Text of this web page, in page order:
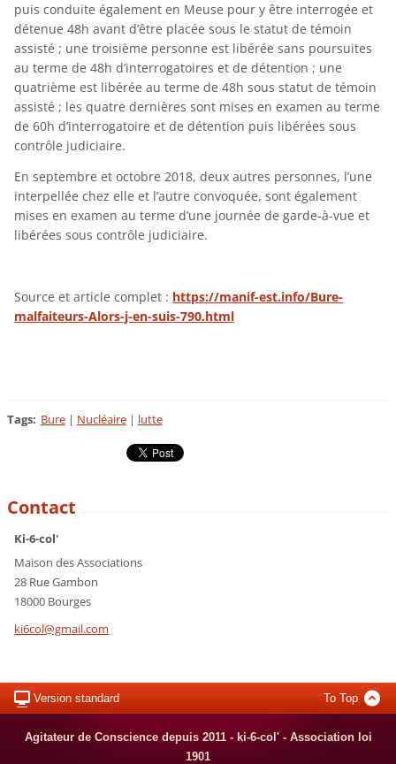
puis conduite également en Meuse pour y être interrogée et
détenue 48h avant d’être placée sous le statut de témoin
assisté ; une troisième personne est libérée sans poursuites
au terme de 48h d’interrogatoires et de détention ; une
quatrième est libérée au terme de 48h sous statut de témoin
assisté ; les quatre dernières sont mises en examen au terme
de 60h d’interrogatoire et de détention puis libérées sous
contrôle judiciaire.
En septembre et octobre 2018, deux autres personnes, l’une
interpellée chez elle et l’autre convoquée, sont également
mises en examen au terme d’une journée de garde-à-vue et
libérées sous contrôle judiciaire.
Source et article complet : https://manif-est.info/Bure-
malfaiteurs-Alors-j-en-suis-790.html
Tags: Bure | Nucléaire | lutte
Contact
Ki-6-col'
Maison des Associations
28 Rue Gambon
18000 Bourges
ki6col@gmail.com
Version standard To Top
Agitateur de Conscience depuis 2011 - ki-6-col' - Association loi
1901